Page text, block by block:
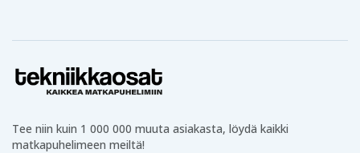
Merkki
Ominaisuus Pikalataus
Tee niin kuin 1 000 000 muuta asiakasta, löydä kaikki
matkapuhelimeen meiltä!